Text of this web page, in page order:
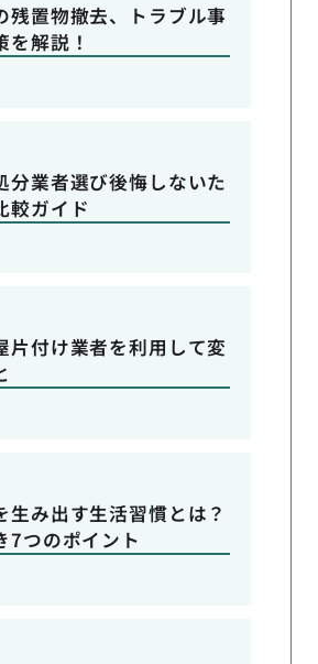
残置物撤去、トラブル事
を解説！
分業者選び後悔しないた
較ガイド
片付け業者を利用して変
生み出す生活習慣とは？
7つのポイント